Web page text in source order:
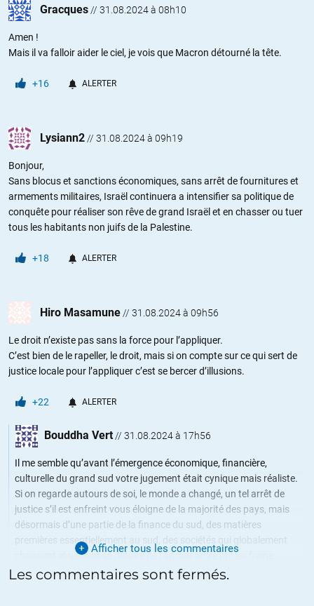
Gracques// 31.08.2024 à 08h10
Amen !
Mais il va falloir aider le ciel, je vois que Macron détourné la tête.
+16 ALERTER
Lysiann2// 31.08.2024 à 09h19
Bonjour,
Sans blocus et sanctions économiques, sans arrêt de fournitures et
armements militaires, Israël continuera a intensifier sa politique de
conquête pour réaliser son rêve de grand Israël et en chasser ou tuer
tous les habitants non juifs de la Palestine.
+18 ALERTER
Hiro Masamune// 31.08.2024 à 09h56
Le droit n’existe pas sans la force pour l’appliquer.
C’est bien de le rapeller, le droit, mais si on compte sur ce qui sert de
justice locale pour l’appliquer c’est se bercer d’illusions.
+22 ALERTER
Bouddha Vert// 31.08.2024 à 17h56
Il me semble qu’avant l’émergence économique, financière,
culturelle du grand sud votre jugement était cynique mais réaliste.
Si on regarde autours de soi, le monde a changé, un tel arrêt de
justice s’il est enfreint vous éloigne de la majorité des pays, mais
désormais d’une partie de la finance du sud, des matières
premières essentiellement au sud, des sociétés qui globalement
changent et veulent se défaire de l’ancien ordre qui les freine.
Bon vent
Afficher tous les commentaires
Les commentaires sont fermés.